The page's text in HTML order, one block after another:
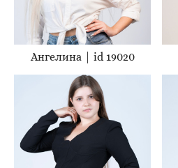
Ангелина | id 19020